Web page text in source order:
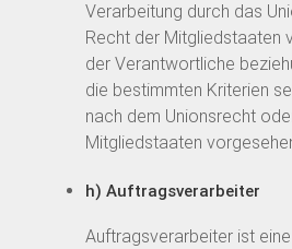
Verarbeitung durch das
Recht der Mitgliedstaaten
der Verantwortliche
die bestimmten Kriterien
nach dem Unionsrecht
Mitgliedstaaten
h) Auftragsverarbeiter
Auftragsverarbeiter ist